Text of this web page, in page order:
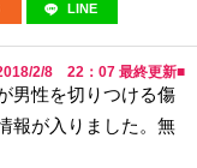
LINE
2/8 22：07 最終更新■
男性を切りつける傷
報が入りました。無